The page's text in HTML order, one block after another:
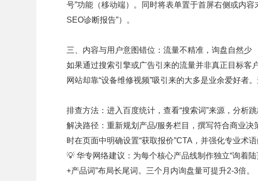
号”功能（移动端）。同时将表单置于首屏右侧或内
SEO诊断报告”）。
三、内容与用户意图错位：流量不精准，询盘自然少
如果通过搜索引擎或广告引来的流量并非真正目标客
网站却靠“设备维修视频”吸引来的大多是业余爱好者
排查方法：进入百度统计，查看“搜索词”来源，分析
解决路径：重新规划产品/服务栏目，撰写符合商业决
时在页面中明确设置“获取报价”CTA，并强化专业术语
💡 华专网络建议：为每个核心产品线制作独立“询着
+产品词”布局长尾词。三个月内询盘量可提升2-3倍。